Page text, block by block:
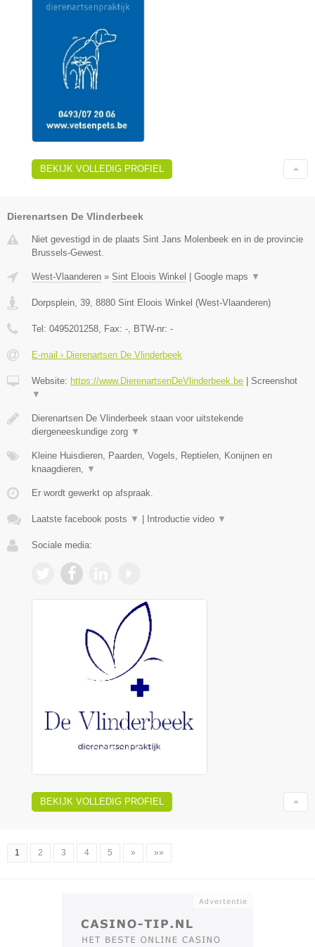
BEKIJK VOLLEDIG PROFIEL
Dierenartsen De Vlinderbeek
Niet gevestigd in de plaats Sint Jans Molenbeek en in de provincie
Brussels-Gewest.
West-Vlaanderen » Sint Eloois Winkel | Google maps ▼
Dorpsplein, 39 8880 Sint Eloois Winkel (West-Vlaanderen)
Tel: 0495201258 , Fax: - , BTW-nr: -
E-mail › Dierenartsen De Vlinderbeek
Website: https://www.DierenartsenDeVlinderbeek.be | Screenshot
▼
Dierenartsen De Vlinderbeek staan voor uitstekende
diergeneeskundige zorg ▼
Kleine Huisdieren, Paarden, Vogels, Reptielen, Konijnen en
knaagdieren,
▼
Er wordt gewerkt op afspraak.
Laatste facebook posts ▼ | Introductie video ▼
Sociale media:
BEKIJK VOLLEDIG PROFIEL
1 2 3 4 5 » »»